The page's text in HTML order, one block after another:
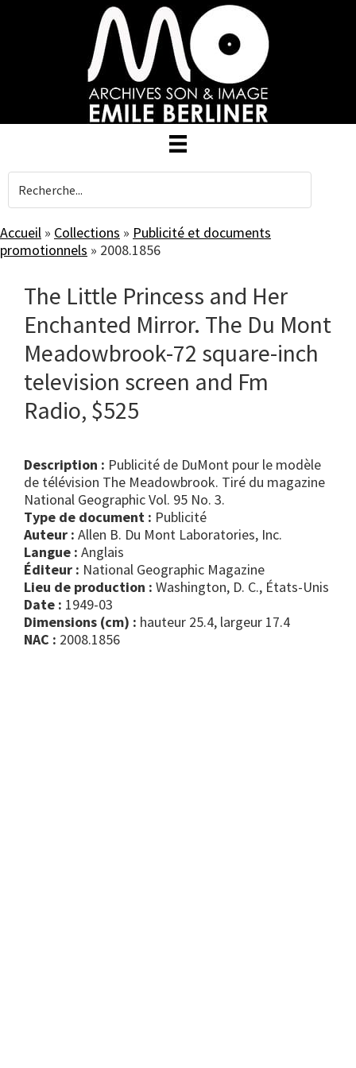
Accueil » Collections » Publicité et documents
promotionnels » 2008.1856
The Little Princess and Her
Enchanted Mirror. The Du Mont
Meadowbrook-72 square-inch
television screen and Fm
Radio, $525
Description : Publicité de DuMont pour le modèle
de télévision The Meadowbrook. Tiré du magazine
National Geographic Vol. 95 No. 3.
Type de document :
publicité
Auteur : Allen B. Du Mont Laboratories, Inc.
Langue : Anglais
Éditeur : National Geographic Magazine
Lieu de production : Washington, D. C., États-Unis
Date : 1949-03
Dimensions (cm) : hauteur 25.4, largeur 17.4
NAC : 2008.1856